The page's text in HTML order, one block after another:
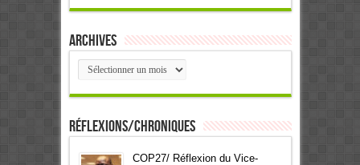
Archives
Archives
Réflexions/Chroniques
COP27/ Réflexion du Vice-